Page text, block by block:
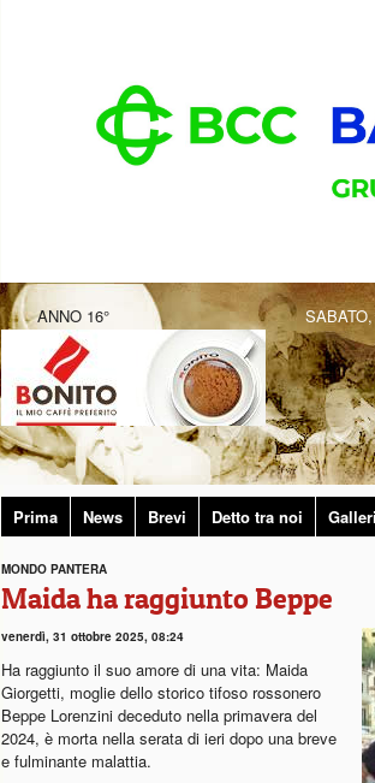
ANNO 16°
Prima News Brevi Detto tra noi
MONDO PANTERA
Maida ha raggiunto Beppe
venerdì, 31 ottobre 2025, 08:24
Ha raggiunto il suo amore di una vita: Maida
Giorgetti, moglie dello storico tifoso rossonero
Beppe Lorenzini deceduto nella primavera del
2024, è morta nella serata di ieri dopo una breve
e fulminante malattia.